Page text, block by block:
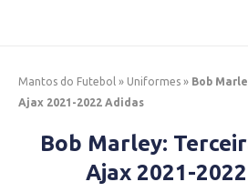
Mantos do Futebol » Uniformes » Bob
Ajax 2021-2022 Adidas
Bob Marley:
Ajax 2021-